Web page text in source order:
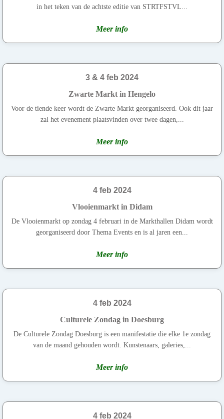
in het teken van de achtste editie van STRTFSTVL...
Meer info
3 & 4 feb 2024
Zwarte Markt in Hengelo
Voor de tiende keer wordt de Zwarte Markt georganiseerd. Ook dit jaar
zal het evenement plaatsvinden over twee dagen,...
Meer info
4 feb 2024
Vlooienmarkt in Didam
De Vlooienmarkt op zondag 4 februari in de Markthallen Didam wordt
georganiseerd door Thema Events en is al jaren een...
Meer info
4 feb 2024
Culturele Zondag in Doesburg
De Culturele Zondag Doesburg is een manifestatie die elke 1e zondag
van de maand gehouden wordt. Kunstenaars, galeries,...
Meer info
4 feb 2024